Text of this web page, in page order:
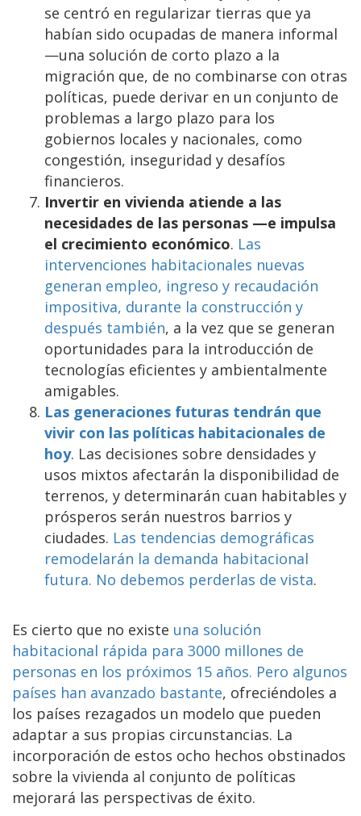
se centró en regularizar tierras que ya
habían sido ocupadas de manera informal
—una solución de corto plazo a la
migración que, de no combinarse con otras
políticas, puede derivar en un conjunto de
problemas a largo plazo para los
gobiernos locales y nacionales, como
congestión, inseguridad y desafíos
financieros.
Invertir en vivienda atiende a las
necesidades de las personas —e impulsa
el crecimiento económico. Las
intervenciones habitacionales nuevas
generan empleo, ingreso y recaudación
impositiva, durante la construcción y
después también, a la vez que se generan
oportunidades para la introducción de
tecnologías eficientes y ambientalmente
amigables.
Las generaciones futuras tendrán que
vivir con las políticas habitacionales de
hoy. Las decisiones sobre densidades y
usos mixtos afectarán la disponibilidad de
terrenos, y determinarán cuan habitables y
prósperos serán nuestros barrios y
ciudades. Las tendencias demográficas
remodelarán la demanda habitacional
futura. No debemos perderlas de vista.
Es cierto que no existe una solución
habitacional rápida para 3000 millones de
personas en los próximos 15 años. Pero algunos
países han avanzado bastante, ofreciéndoles a
los países rezagados un modelo que pueden
adaptar a sus propias circunstancias. La
incorporación de estos ocho hechos obstinados
sobre la vivienda al conjunto de políticas
mejorará las perspectivas de éxito.